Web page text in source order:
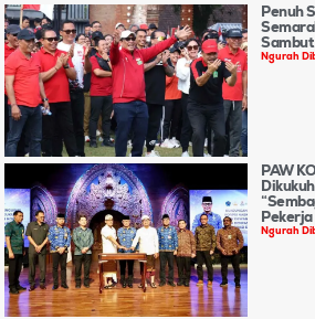
Penuh
Sambut
Ngurah
PAW
Ngurah